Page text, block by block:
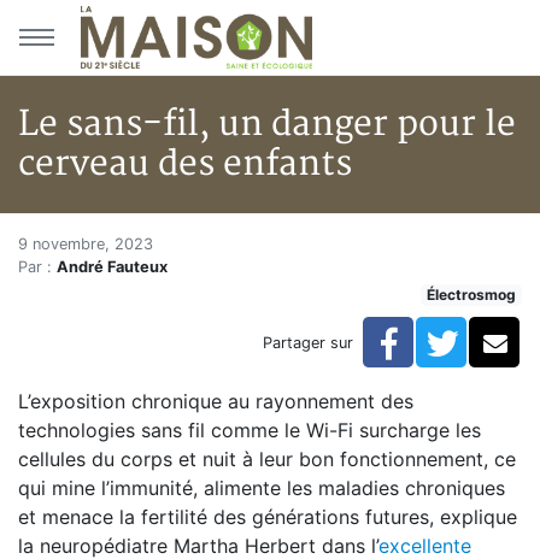
Aller au menu principal
Aller au contenu principal
Le sans-fil, un danger pour le
cerveau des enfants
Accueil
Articles
Le sans-fil, un danger pour le cerveau des enfants
Le sans-fil, un danger pour le
9 novembre, 2023
Par : André Fauteux
Électrosmog
Partager sur Facebook
L’exposition chronique au rayonnement des
technologies sans fil comme le Wi-Fi surcharge les
cellules du corps et nuit à leur bon fonctionnement, ce
qui mine l’immunité, alimente les maladies chroniques
et menace la fertilité des générations futures, explique
la neuropédiatre Martha Herbert dans l’excellente